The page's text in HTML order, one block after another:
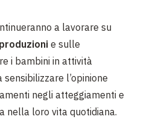
a lavorare su
e sulle
i bambini in attività
l’opinione
negli atteggiamenti e
nella loro vita quotidiana.